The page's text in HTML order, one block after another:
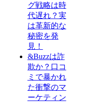
グ戦略は時
代遅れ？実
は革新的な
秘密を発
見！
&Buzzは詐
欺か？口コ
ミで暴かれ
た衝撃のマ
ーケティン